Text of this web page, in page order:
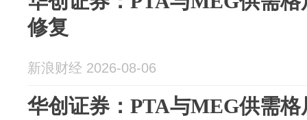
修复
新浪财经 2026-08-06
华创证券：PTA与MEG供需